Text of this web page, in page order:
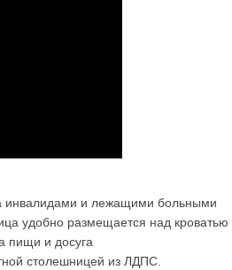
инвалидами и лежащими больными
удобно размещается над кроватью
пищи и досуга
столешницей из ЛДПС.